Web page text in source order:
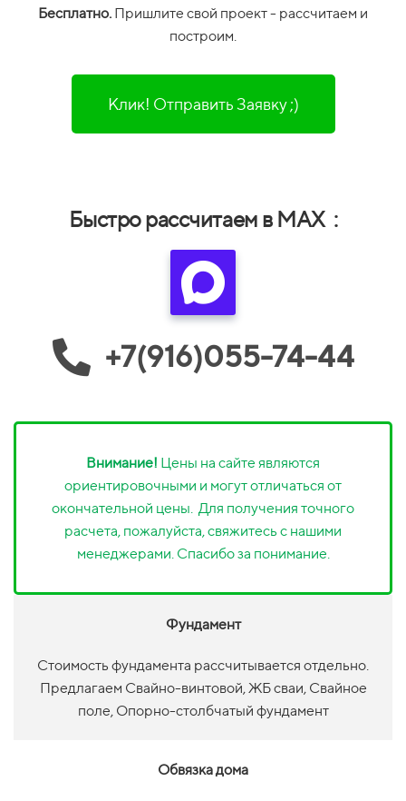
Бесплатно. Пришлите свой проект - рассчитаем и
построим.
Клик! Отправить Заявку ;)
Быстро рассчитаем в MAX :
+7(916)055-74-44
Внимание! Цены на сайте являются
ориентировочными и могут отличаться от
окончательной цены. Для получения точного
расчета, пожалуйста, свяжитесь с нашими
менеджерами. Спасибо за понимание.
Фундамент
Стоимость фундамента рассчитывается отдельно.
Предлагаем Свайно-винтовой, ЖБ сваи, Свайное
поле, Опорно-столбчатый фундамент
Обвязка дома